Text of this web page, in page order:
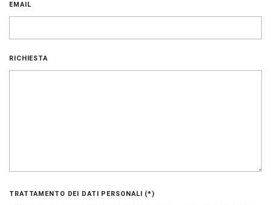
EMAIL
RICHIESTA
TRATTAMENTO DEI DATI PERSONALI (*)